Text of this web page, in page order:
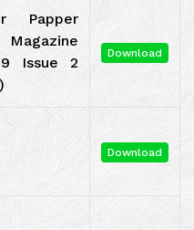
Papper
Issue 2
Download
Download